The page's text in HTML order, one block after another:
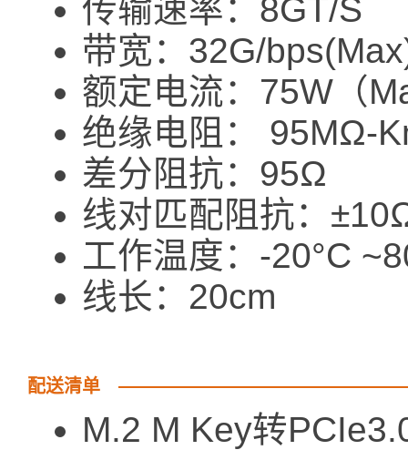
传输速率：8GT/S
带宽：32G/
额定电流：75W（
绝缘电阻： 95MΩ-
差分阻抗：95Ω
线对匹配阻抗：
工作温度：-20°C
线长：20cm
配送清单
M.2 M Key转